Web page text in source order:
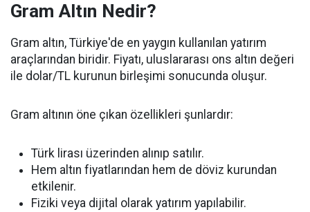
Gram Altın Nedir?
Gram altın, Türkiye'de en yaygın kullanılan yatırım
araçlarından biridir. Fiyatı, uluslararası ons altın değeri
ile dolar/TL kurunun birleşimi sonucunda oluşur.
Gram altının öne çıkan özellikleri şunlardır:
Türk lirası üzerinden alınıp satılır.
Hem altın fiyatlarından hem de döviz kurundan
etkilenir.
Fiziki veya dijital olarak yatırım yapılabilir.